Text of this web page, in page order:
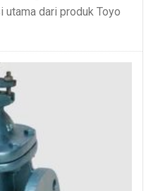
utama dari produk Toyo